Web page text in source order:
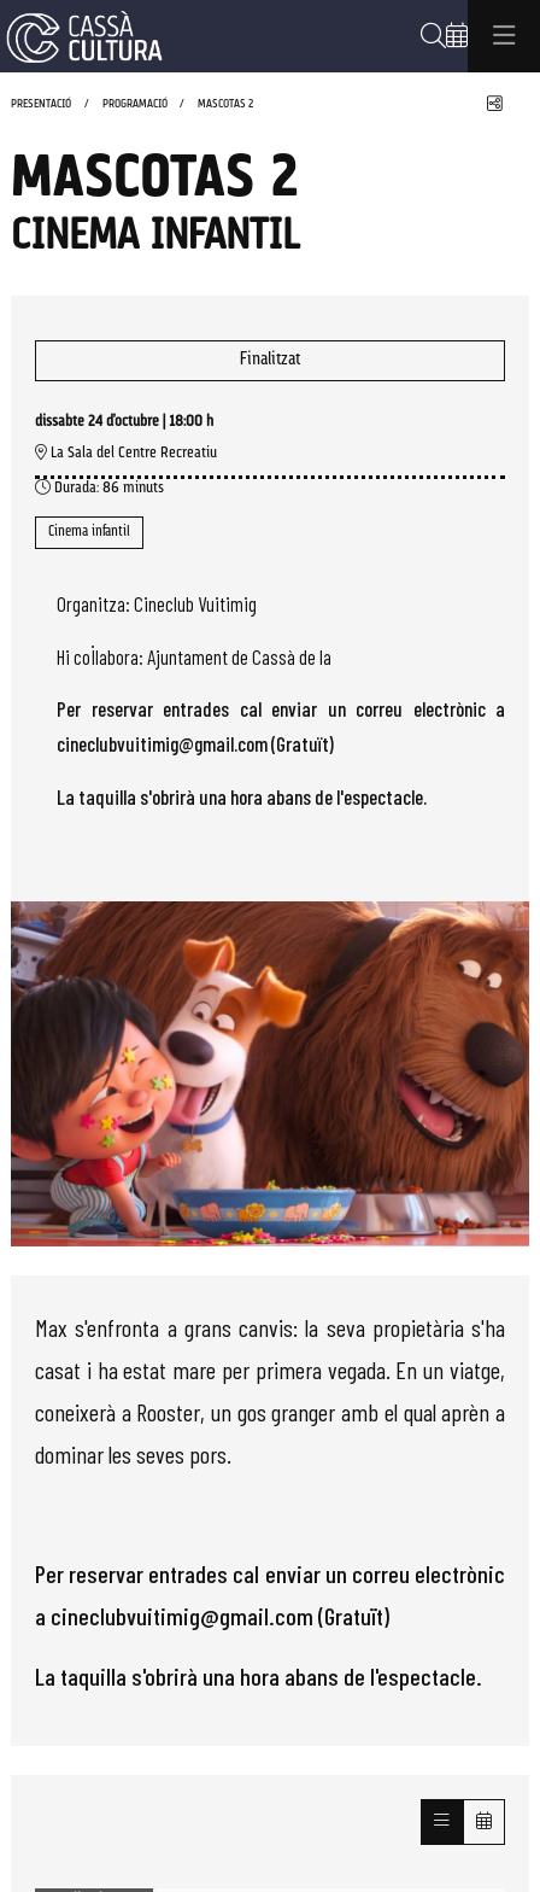
PRESENTACIÓ PROGRAMACIÓ MASCOTAS 2
MASCOTAS 2
CINEMA INFANTIL
Finalitzat
dissabte 24 d’octubre
18:00 h
La Sala del Centre Recreatiu
Durada: 86 minuts
Cinema infantil
Organitza: Cineclub Vuitimig
Hi col·labora: Ajuntament de Cassà de la
Per reservar entrades cal enviar un correu electrònic a
cineclubvuitimig@gmail.com (Gratuït)
La taquilla s'obrirà una hora abans de l'espectacle.
Max s'enfronta a grans canvis: la seva propietària s'ha
casat i ha estat mare per primera vegada. En un viatge,
coneixerà a Rooster, un gos granger amb el qual aprèn a
dominar les seves pors.
Per reservar entrades cal enviar un correu electrònic
a cineclubvuitimig@gmail.com (Gratuït)
La taquilla s'obrirà una hora abans de l'espectacle.